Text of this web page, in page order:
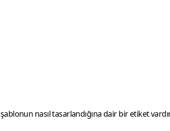
nasıl tasarlandığına dair bir etiket